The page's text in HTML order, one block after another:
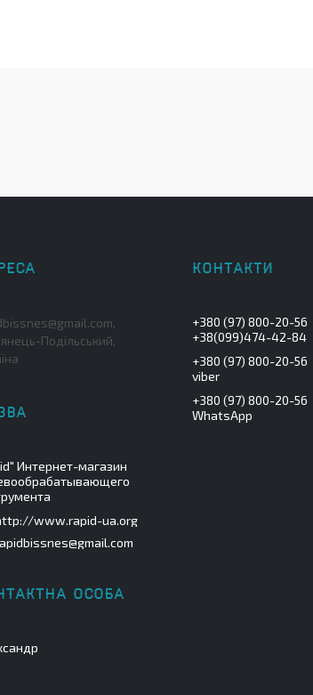
Подільський,
Интернет-магазин
www.rapid-ua.org
+380 (97) 800-20-56
+38(099)474-42-84
+380 (97) 800-20-56
viber
+380 (97) 800-20-56
WhatsApp